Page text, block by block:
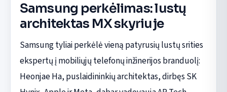
Samsung perkėlimas: lustų
architektas MX skyriuje
Samsung tyliai perkėlė vieną patyrusių lustų srities
ekspertų į mobiliųjų telefonų inžinerijos branduolį:
Heonjae Ha, puslaidininkių architektas, dirbęs SK